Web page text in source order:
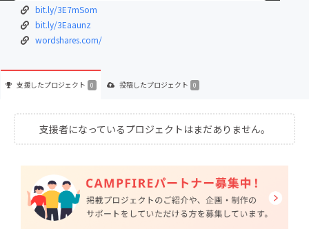
bit.ly/3E7mSom
bit.ly/3Eaaunz
wordshares.com/
支援したプロジェクト 0 投稿したプロジェクト 0
支援者になっているプロジェクトはまだありません。